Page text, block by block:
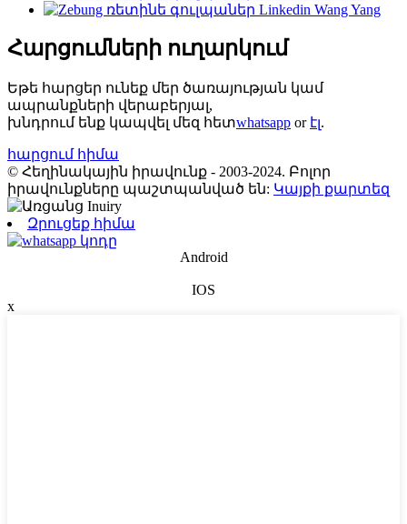
Հարցումների ուղարկում
Եթե ​​հարցեր ունեք մեր ծառայության կամ
ապրանքների վերաբերյալ,
խնդրում ենք կապվել մեզ հետwhatsapp or էլ.
հարցում հիմա
© Հեղինակային իրավունք - 2003-2024. Բոլոր
իրավունքները պաշտպանված են: Կայքի քարտեզ
Զրուցեք հիմա
Android
IOS
x